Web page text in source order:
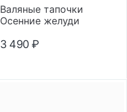
Валяные тапочки
Осенние желуди
3 490 ₽